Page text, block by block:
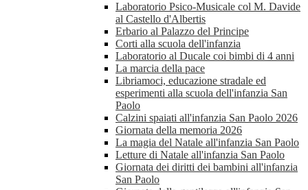
Laboratorio Psico-Musicale col M. Davide
al Castello d'Albertis
Erbario al Palazzo del Principe
Corti alla scuola dell'infanzia
Laboratorio al Ducale coi bimbi di 4 anni
La marcia della pace
Libriamoci, educazione stradale ed
esperimenti alla scuola dell'infanzia San
Paolo
Calzini spaiati all'infanzia San Paolo 2026
Giornata della memoria 2026
La magia del Natale all'infanzia San Paolo
Letture di Natale all'infanzia San Paolo
Giornata dei diritti dei bambini all'infanzia
San Paolo